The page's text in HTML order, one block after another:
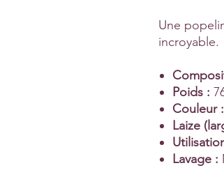
Une
incroyable.
Poids :
Couleur :
Laize
Lavage :